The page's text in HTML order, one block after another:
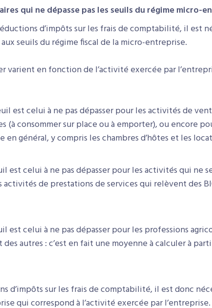
qui ne dépasse pas les seuils du régime micro-
d’impôts sur les frais de comptabilité, il est
seuils du régime fiscal de la micro-entreprise.
varient en fonction de l’activité exercée par
est celui à ne pas dépasser pour les activités de
(à consommer sur place ou à emporter), ou encore
général, y compris les chambres d’hôtes et les
est celui à ne pas dépasser pour les activités qui ne
activités de prestations de services qui relèvent des
est celui à ne pas dépasser pour les professions
autres : c’est en fait une moyenne à calculer à
d’impôts sur les frais de comptabilité, il est donc
qui correspond à l’activité exercée par l’entreprise.